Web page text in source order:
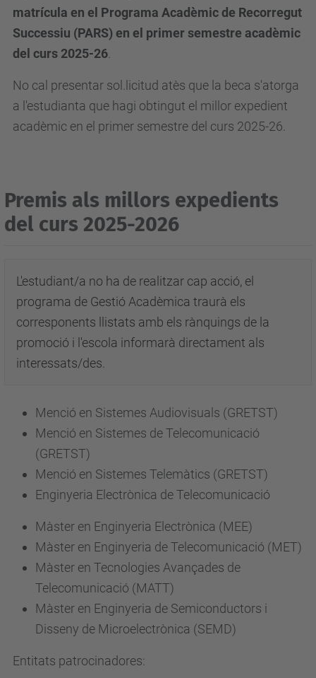
matrícula en el Programa Acadèmic de Recorregut
Successiu (PARS) en el primer semestre acadèmic
del curs 2025-26
No cal presentar sol.licitud atès que la beca s'atorga
a l'estudianta que hagi obtingut el millor expedient
acadèmic en el primer semestre del curs 2025-26.
Premis als millors expedients
del curs 2025-2026
L'estudiant/a no ha de realitzar cap acció, el
programa de Gestió Acadèmica traurà els
corresponents llistats amb els rànquings de la
promoció i l'escola informarà directament als
interessats/des.
Menció en Sistemes Audiovisuals (GRETST)
Menció en Sistemes de Telecomunicació
(GRETST)
Menció en Sistemes Telemàtics (GRETST)
Enginyeria Electrònica de Telecomunicació
Màster en Enginyeria Electrònica (MEE)
Màster en Enginyeria de Telecomunicació (MET)
Màster en Tecnologies Avançades de
Telecomunicació (MATT)
Màster en Enginyeria de Semiconductors i
Disseny de Microelectrònica (SEMD)
Entitats patrocinadores: